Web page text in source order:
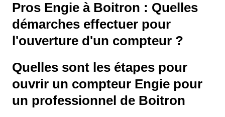
Pros Engie à Boitron : Quelles
démarches effectuer pour
l'ouverture d'un compteur ?
Quelles sont les étapes pour
ouvrir un compteur Engie pour
un professionnel de Boitron